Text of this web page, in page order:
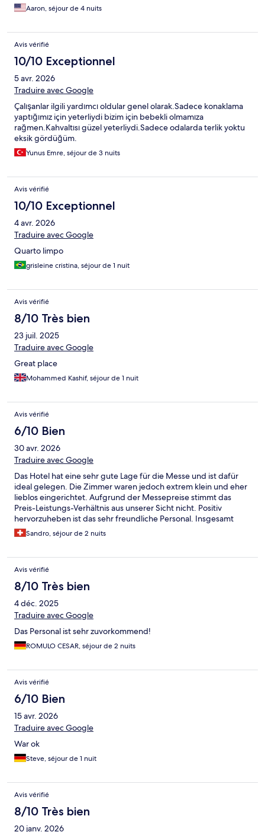
Aaron, séjour de 4 nuits
Avis vérifié
10/10 Exceptionnel
5 avr. 2026
Traduire avec Google
Çalışanlar ilgili yardımcı oldular genel olarak.Sadece konaklama
yaptığımız için yeterliydi bizim için bebekli olmamıza
rağmen.Kahvaltısı güzel yeterliydi.Sadece odalarda terlik yoktu
eksik gördüğüm.
Yunus Emre, séjour de 3 nuits
Avis vérifié
10/10 Exceptionnel
4 avr. 2026
Traduire avec Google
Quarto limpo
grisleine cristina, séjour de 1 nuit
Avis vérifié
8/10 Très bien
23 juil. 2025
Traduire avec Google
Great place
Mohammed Kashif, séjour de 1 nuit
Avis vérifié
6/10 Bien
30 avr. 2026
Traduire avec Google
Das Hotel hat eine sehr gute Lage für die Messe und ist dafür
ideal gelegen. Die Zimmer waren jedoch extrem klein und eher
lieblos eingerichtet. Aufgrund der Messepreise stimmt das
Preis-Leistungs-Verhältnis aus unserer Sicht nicht. Positiv
hervorzuheben ist das sehr freundliche Personal. Insgesamt
punktet das Hotel mit der Lage und dem Service, lässt aber bei
Komfort und Preis deutlich Luft nach oben.
Sandro, séjour de 2 nuits
Avis vérifié
8/10 Très bien
4 déc. 2025
Traduire avec Google
Das Personal ist sehr zuvorkommend!
ROMULO CESAR, séjour de 2 nuits
Avis vérifié
6/10 Bien
15 avr. 2026
Traduire avec Google
War ok
Steve, séjour de 1 nuit
Avis vérifié
8/10 Très bien
20 janv. 2026